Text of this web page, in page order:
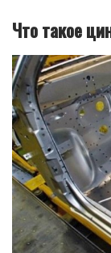
Что такое